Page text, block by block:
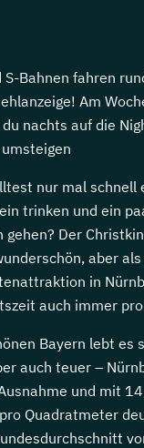
S-Bahnen fahren
Am
nachts auf die
nur mal schnell
trinken und ein
gehen? Der
aber als
in
auch immer
Bayern lebt es
auch teuer –
und mit
Quadratmeter